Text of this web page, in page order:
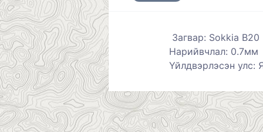
Загвар: Sokkia B20
Нарийвчлал: 0.7мм
Үйлдвэрлэсэн улс: